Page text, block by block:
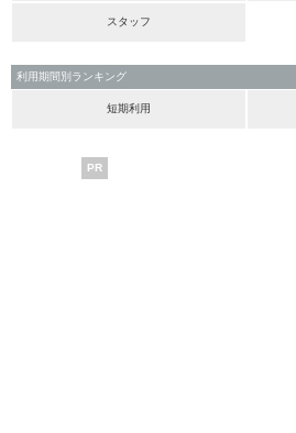
スタッフ
利用期間別ランキング
短期利用
PR